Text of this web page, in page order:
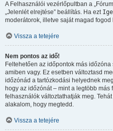
A Felhasználói vezérlőpultban a
„Jelenlét elrejtése” beállítás. Ha ezt
moderátorok, illetve saját magad
Vissza a tetejére
Nem pontos az idő!
Feltehetően az időpontok más
amiben vagy. Ez esetben változtasd
időzónád a tartózkodási helyednek
hogy az időzónát – mint a legtöbb
felhasználók változtathatják meg.
alakalom, hogy megtedd.
Vissza a tetejére